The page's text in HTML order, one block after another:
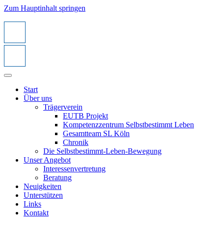
Zum Hauptinhalt springen
Start
Über uns
Trägerverein
EUTB Projekt
Kompetenzzentrum Selbstbestimmt Leben
Gesamtteam SL Köln
Chronik
Die Selbstbestimmt-Leben-Bewegung
Unser Angebot
Interessenvertretung
Beratung
Neuigkeiten
Unterstützen
Links
Kontakt